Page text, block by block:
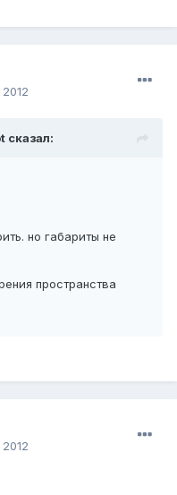
сказал:
но габариты не
пространства